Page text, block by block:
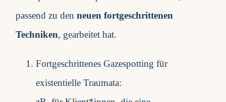
passend zu denneuen fortgeschrittenen
Techniken, gearbeitet hat.
Fortgeschrittenes Gazespotting für
existentielle Traumata: